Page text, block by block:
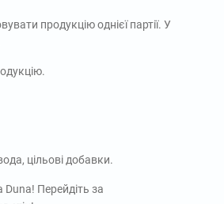
продукцію однієї партії. У
цільові добавки.
Duna! Перейдіть за